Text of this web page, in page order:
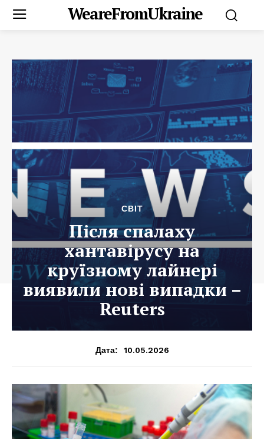
WeareFromUkraine
СВІТ
Після спалаху
хантавірусу на
круїзному лайнері
виявили нові випадки –
Reuters
Дата: 10.05.2026